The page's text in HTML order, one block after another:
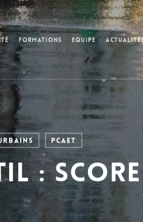
Formations Equipe
PCAET
: score